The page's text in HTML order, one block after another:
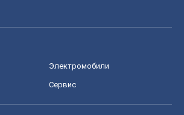
Электромобили
Сервис